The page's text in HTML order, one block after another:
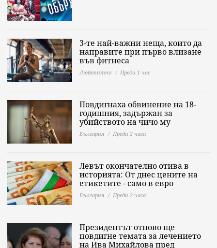
3-те най-важни неща, които да
направите при първо влизане
във фитнеса
Любопитно Преди 1 час
Повдигнаха обвинение на 18-
годишния, задържан за
убийството на чичо му
България Преди 2 часа
Левът окончателно отива в
историята: Oт днес цените на
етикетите - само в евро
България Преди 2 часа
Президентът отново ще
повдигне темата за лечението
на Ива Михайлова пред